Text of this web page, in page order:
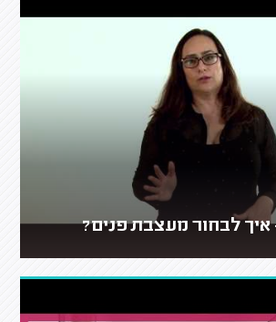
איך לבחור מעצבת פנים?